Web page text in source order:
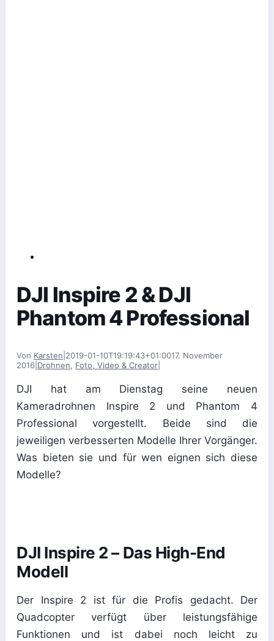
DJI Inspire 2 & DJI
Phantom 4 Professional
Von Karsten 2019-01-10T19:19:43+01:0017. November
2016 Drohnen, Foto, Video & Creator
DJI hat am Dienstag seine neuen
Kameradrohnen Inspire 2 und Phantom 4
Professional vorgestellt. Beide sind die
jeweiligen verbesserten Modelle Ihrer Vorgänger.
Was bieten sie und für wen eignen sich diese
Modelle?
DJI Inspire 2 – Das High-End
Modell
Der Inspire 2 ist für die Profis gedacht. Der
Quadcopter verfügt über leistungsfähige
Funktionen und ist dabei noch leicht zu